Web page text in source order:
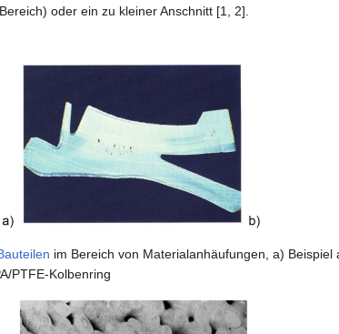
oder ein zu kleiner Anschnitt [1, 2].
im Bereich von Materialanhäufungen, a) Beispiel
PTFE-Kolbenring